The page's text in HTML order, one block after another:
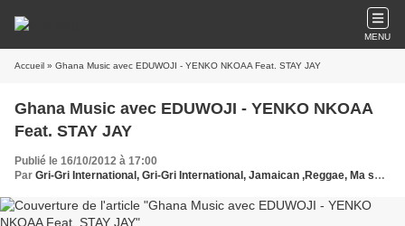
MENU
Accueil » Ghana Music avec EDUWOJI - YENKO NKOAA Feat. STAY JAY
Ghana Music avec EDUWOJI - YENKO NKOAA
Feat. STAY JAY
Publié le 16/10/2012 à 17:00
Par Gri-Gri International, Gri-Gri International, Jamaican ,Reggae, Ma solange oussou, New York, Blues, France, Love Paris, Music, Afrique, Sony, Hollywood, Ghana, Europe